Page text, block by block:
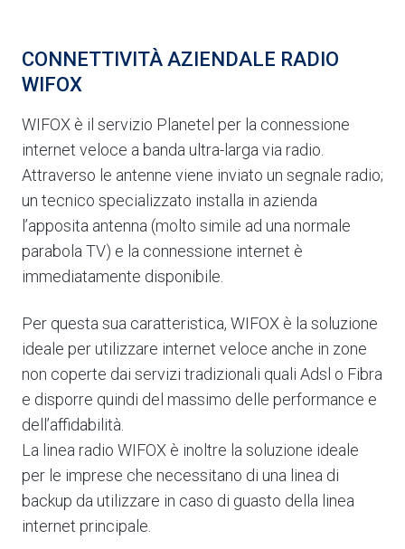
CONNETTIVITÀ AZIENDALE RADIO
WIFOX
WIFOX è il servizio Planetel per la connessione
internet veloce a banda ultra-larga via radio.
Attraverso le antenne viene inviato un segnale radio;
un tecnico specializzato installa in azienda
l’apposita antenna (molto simile ad una normale
parabola TV) e la connessione internet è
immediatamente disponibile.
Per questa sua caratteristica, WIFOX è la soluzione
ideale per utilizzare internet veloce anche in zone
non coperte dai servizi tradizionali quali Adsl o Fibra
e disporre quindi del massimo delle performance e
dell’affidabilità.
La linea radio WIFOX è inoltre la soluzione ideale
per le imprese che necessitano di una linea di
backup da utilizzare in caso di guasto della linea
internet principale.